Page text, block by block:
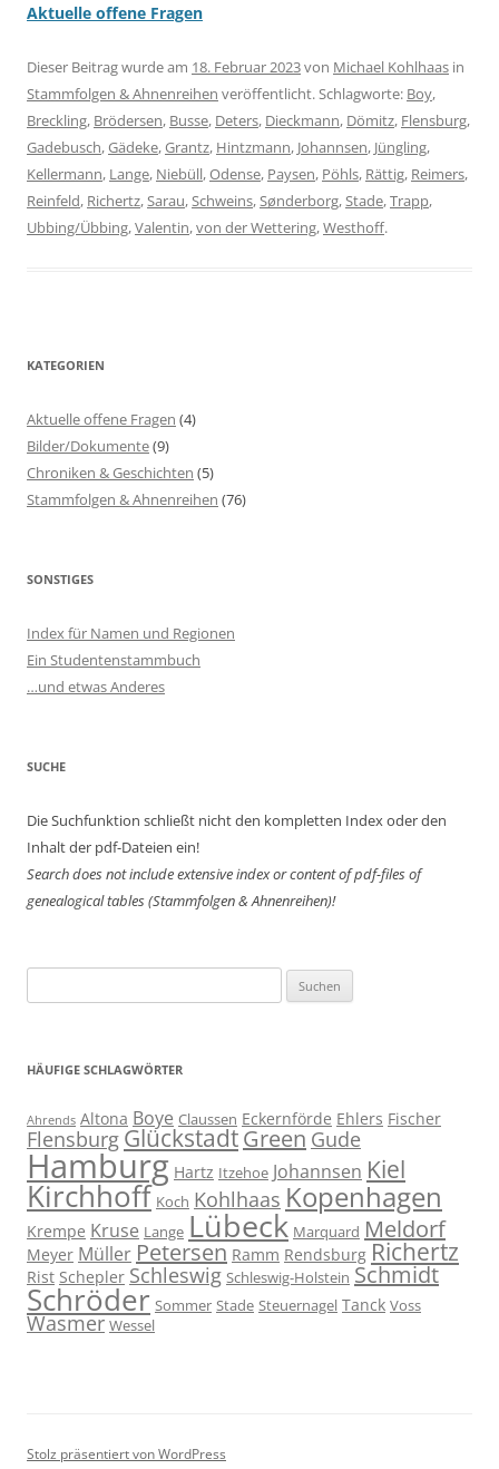
Aktuelle offene Fragen
Dieser Beitrag wurde am 18. Februar 2023von Michael Kohlhaas in
Stammfolgen & Ahnenreihen veröffentlicht. Schlagworte: Boy,
Breckling, Brödersen, Busse, Deters, Dieckmann, Dömitz, Flensburg,
Gadebusch,Gädeke,Grantz, Hintzmann, Johannsen, Jüngling,
Kellermann, Lange, Niebüll,Odense, Paysen, Pöhls, Rättig, Reimers,
Reinfeld, Richertz,Sarau,Schweins,Sønderborg,Stade,Trapp,
Ubbing/Übbing,Valentin,von der Wettering,Westhoff.
KATEGORIEN
Aktuelle offene Fragen (4)
Bilder/Dokumente(9)
Chroniken & Geschichten (5)
Stammfolgen & Ahnenreihen (76)
SONSTIGES
Index für Namen und Regionen
Ein Studentenstammbuch
…und etwas Anderes
SUCHE
Die Suchfunktion schließt nicht den kompletten Index oder den
Inhalt der pdf-Dateien ein!
Search does not include extensive index or content ofpdf-files of
genealogical tables (Stammfolgen & Ahnenreihen)!
nach:
HÄUFIGE SCHLAGWÖRTER
Ahrends Altona Boye Claussen Eckernförde Ehlers Fischer
Flensburg GlückstadtGreen Gude
Hamburg Hartz Itzehoe Johannsen Kiel
Kirchhoff Koch Kohlhaas Kopenhagen
Krempe Kruse Lange Lübeck Marquard Meldorf
Meyer Müller Petersen Ramm Rendsburg Richertz
Rist Schepler Schleswig Schleswig-Holstein Schmidt
Schröder Sommer Stade Steuernagel Tanck Voss
Wasmer Wessel
Stolz präsentiert von WordPress